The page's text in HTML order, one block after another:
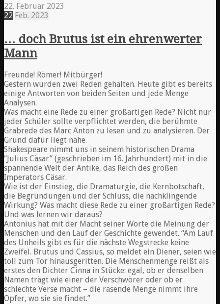
22. Februar 2023
22 Feb. 2023
… doch Brutus ist ein ehrenwerter
Mann
Freunde! Römer! Mitbürger!
Gestern wurden zwei Reden gehalten. Heute gibt es bereits
einige Antworten von beiden Seiten und jede Menge
Analysen.
Was macht eine Rede zu einer großartigen Rede? Nicht nur
jeder Schüler sollte verpflichtet werden, die berühmte
Grabrede des Marc Anton zu lesen und zu analysieren. Der
Grund dafür liegt nahe.
Shakespeare nimmt uns in seinem historischen Drama
“Julius Cäsar” (geschrieben im 16. Jahrhundert) mit in die
spannende Welt der Antike, das Reich des großen
Imperators Cäsar.
Wie ist der Einstieg, die Dramaturgie, die Kernbotschaft,
die Begründungen und der Schluss, die nachklingende
Wirkung? Was macht diese Rede zu einer großartigen Rede?
Und was lernen wir daraus?
Antonius hat mit der Macht seiner Worte die Meinung der
Menschen und den Lauf der Geschichte gewendet. “Am Lauf
des Unheils gibt es für die nächste Wegstrecke keine
Zweifel. Brutus und Cassius, so meldet ein Diener, seien wie
toll zum Tor hinausgeritten. Die Menschenmenge reißt als
erstes den Dichter Cinna in Stücke: egal, ob er denselben
Namen trägt wie einer der Verschwörer oder ob er
schlechte Verse macht – die rasende Menge nimmt ihre
Opfer, wo sie sie findet.”